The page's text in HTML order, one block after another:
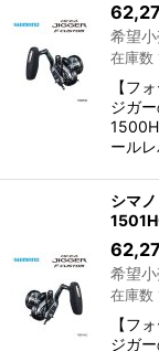
希望小
在庫数
【フ
ジガ
ール
シマ
希望小
在庫数
【フ
ジガ